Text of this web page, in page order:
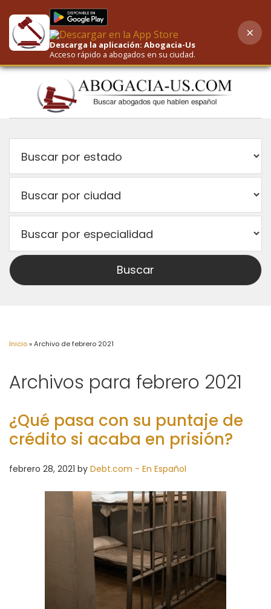
AI-Powered Search
Inicio»Archivo de febrero 2021
Archivos para febrero 2021
¿Qué pasa con su puntaje de
crédito si acaba en prisión?
febrero 28, 2021 by Debt.com - En Español
Descarga la aplicación: Abogacia-Us
Acceso rápido a abogados en su ciudad.
×